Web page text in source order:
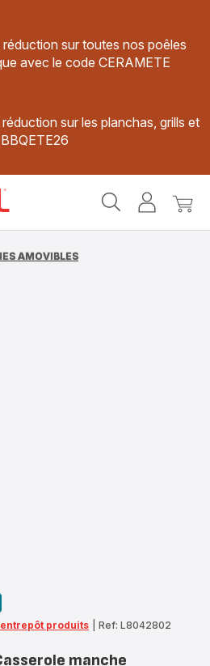
sur toutes nos poêles
avec le code CERAMETE
sur les planchas, grills et
MonMon
AMOVIBLES
produits Ref: L8042802
manche